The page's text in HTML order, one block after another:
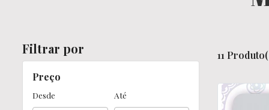
Filtrar por
Preço
Desde Até
11